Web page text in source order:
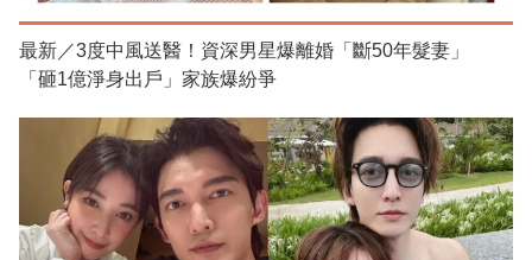
最新／3度中風送醫！資深男星爆離婚「斷50年髮妻」
「砸1億淨身出戶」家族爆紛爭